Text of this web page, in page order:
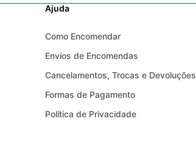
Ajuda
Como Encomendar
Envios de Encomendas
Cancelamentos, Trocas e Devoluções
Formas de Pagamento
Política de Privacidade